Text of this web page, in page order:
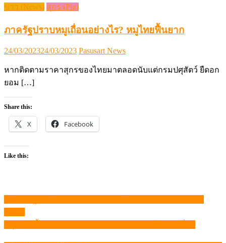
ข่าว (News) สุกร (Pig)
ภาครัฐปราบหมูเถื่อนอย่างไร? หมูไทยฟื้นยาก
Posted
24/03/202324/03/2023 Author
Pasusart News
หากติดตามราคาสุกรของไทยมาตลอดนับแต่กรมปศุสัตว์ ยืดอก
ยอม […]
Share this:
X Facebook
Like this:
แนะแนว
เรื่อง